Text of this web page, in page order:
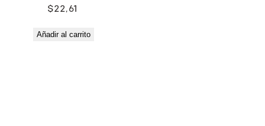
$22,61
Añadir al carrito